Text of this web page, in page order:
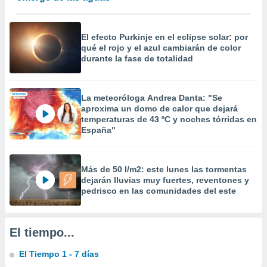
crear un
uso de
contenido
medir el
de la
el
del
o a través
de
de
de
El efecto Purkinje en el eclipse solar: por
qué el rojo y el azul cambiarán de color
durante la fase de totalidad
La meteoróloga Andrea Danta: "Se
aproxima un domo de calor que dejará
temperaturas de 43 ºC y noches tórridas en
España"
Más de 50 l/m2: este lunes las tormentas
dejarán lluvias muy fuertes, reventones y
pedrisco en las comunidades del este
El tiempo...
El Tiempo 1 - 7 días